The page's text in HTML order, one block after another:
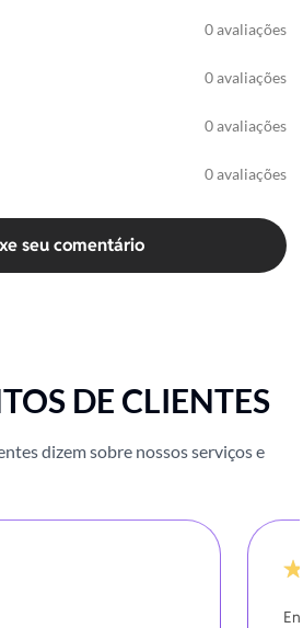
0 avaliações
0 avaliações
0 avaliações
0 avaliações
seu comentário
DE CLIENTES
dizem sobre nossos serviços e